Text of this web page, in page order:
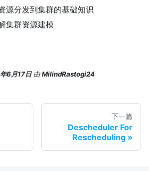
源分发到集群的基础知识
集群资源建模
6月17日由MilindRastogi24
下一篇
Descheduler For
Rescheduling